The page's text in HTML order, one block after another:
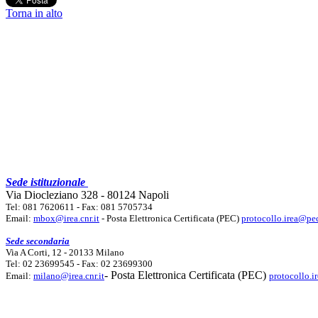
Torna in alto
Sede istituzionale
Via Diocleziano 328 - 80124 Napoli
Tel: 081 7620611 - Fax: 081 5705734
Email: mbox@irea.cnr.it - Posta Elettronica Certificata (PEC)
Sede secondaria
Via A Corti, 12 - 20133 Milano
Tel: 02 23699545 - Fax: 02 23699300
Email: milano@irea.cnr.it- Posta Elettronica Certificata (PEC)